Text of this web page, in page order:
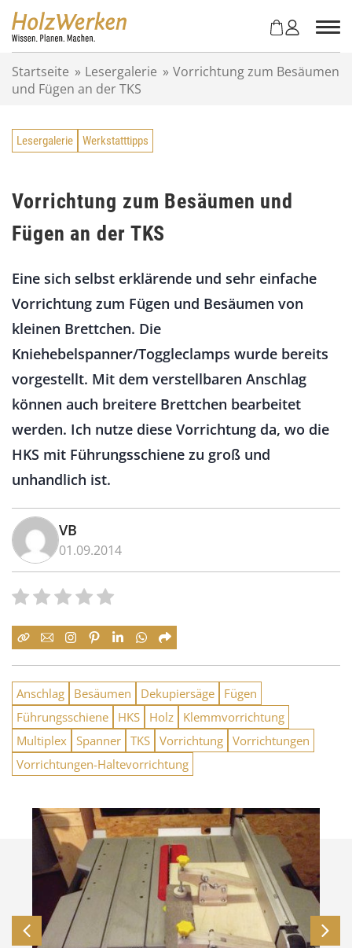
Startseite » Lesergalerie » Vorrichtung zum Besäumen
und Fügen an der TKS
Lesergalerie Werkstatttipps
Vorrichtung zum Besäumen und
Fügen an der TKS
Eine sich selbst erklärende und sehr einfache
Vorrichtung zum Fügen und Besäumen von
kleinen Brettchen. Die
Kniehebelspanner/Toggleclamps wurde bereits
vorgestellt. Mit dem verstellbaren Anschlag
können auch breitere Brettchen bearbeitet
werden. Ich nutze diese Vorrichtung da, wo die
HKS mit Führungsschiene zu groß und
unhandlich ist.
VB
01.09.2014
Anschlag Besäumen Dekupiersäge
Fügen
Führungsschiene
HKS Holz
Klemmvorrichtung
Multiplex Spanner TKS Vorrichtung Vorrichtungen
Vorrichtungen-Haltevorrichtung